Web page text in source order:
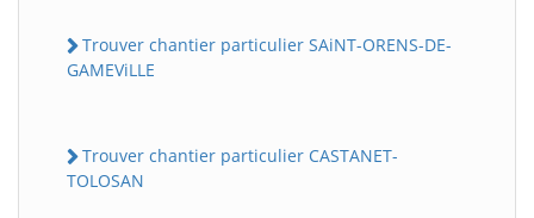
Trouver chantier particulier SAiNT-ORENS-DE-
GAMEViLLE
Trouver chantier particulier CASTANET-
TOLOSAN